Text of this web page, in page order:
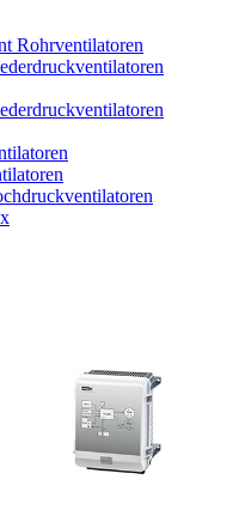
Rohrventilatoren